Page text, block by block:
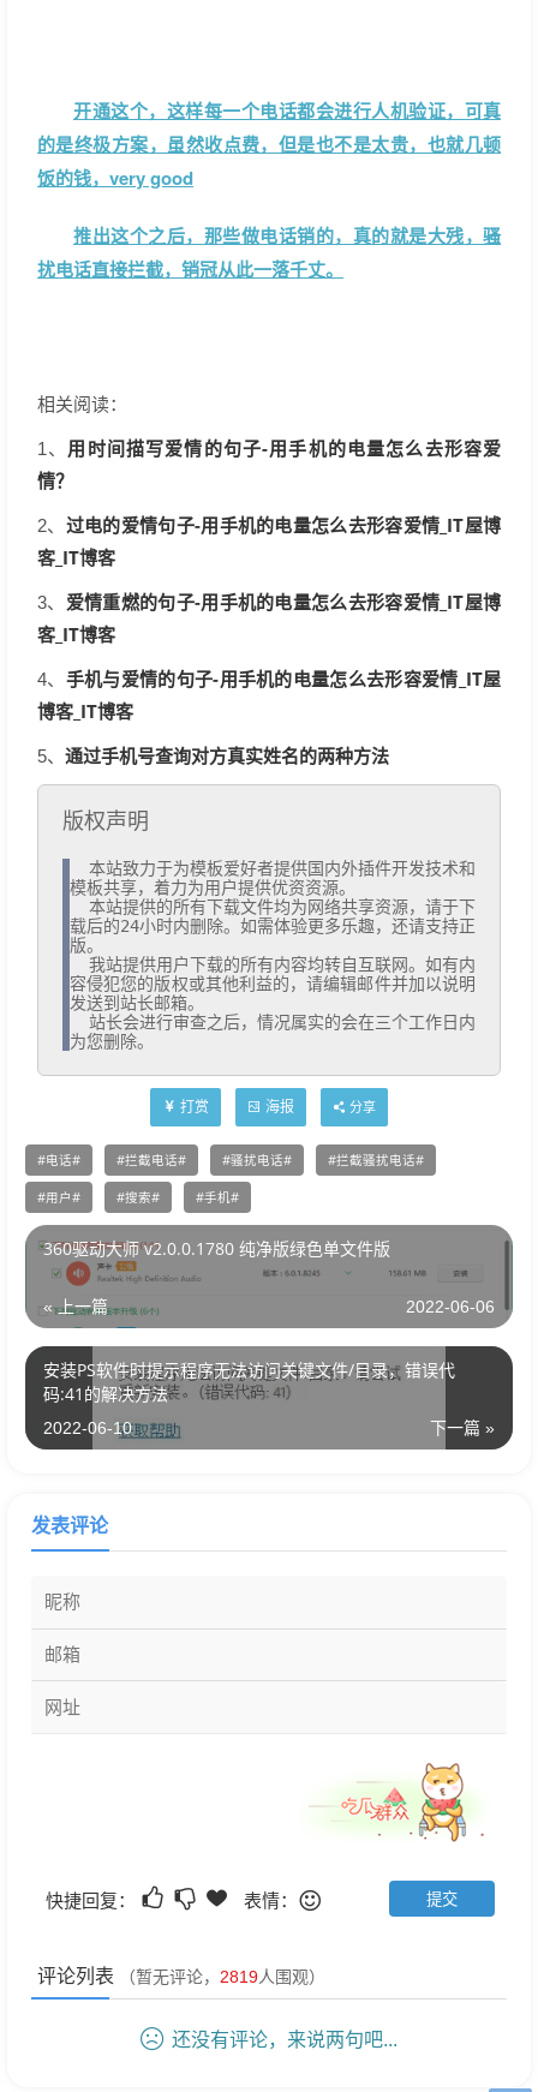
开通这个，这样每一个电话都会进行人机验证，可真
的是终极方案，虽然收点费，但是也不是太贵，也就几顿
饭的钱，very good
推出这个之后，那些做电话销的，真的就是大残，骚
扰电话直接拦截，销冠从此一落千丈。
相关阅读：
1、 用时间描写爱情的句子-用手机的电量怎么去形容爱
情？
2、 过电的爱情句子-用手机的电量怎么去形容爱情_IT屋博
客_IT博客
3、 爱情重燃的句子-用手机的电量怎么去形容爱情_IT屋博
客_IT博客
4、 手机与爱情的句子-用手机的电量怎么去形容爱情_IT屋
博客_IT博客
5、 通过手机号查询对方真实姓名的两种方法
版权声明
模板共享，着力为用户提供优资资源。
载后的24小时内删除。如需体验更多乐趣，还请支持正
版。
容侵犯您的版权或其他利益的，请编辑邮件并加以说明
发送到站长邮箱。
为您删除。
打赏 海报 分享
电话 拦截电话 骚扰电话 拦截骚扰电话
用户 搜索 手机
360驱动大师 v2.0.0.1780 纯净版绿色单文件版
« 上一篇 2022-06-06
安装PS软件时提示程序无法访问关键文件/目录，错误代
码:41的解决方法
下一篇 »
2022-06-10
发表评论
快捷回复： 表情：
评论列表 （暂无评论， 2819人围观）
还没有评论，来说两句吧...